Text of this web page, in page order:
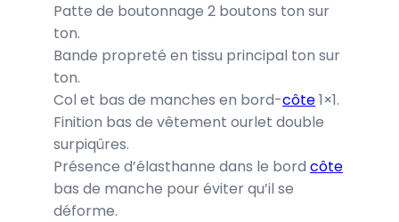
Patte de boutonnage 2 boutons ton sur
ton.
Bande propreté en tissu principal ton sur
ton.
Col et bas de manches en bord-côte1×1.
Finition bas de vêtement ourlet double
surpiqûres.
Présence d’élasthanne dans le bord côte
bas de manche pour éviter qu’il se
déforme.